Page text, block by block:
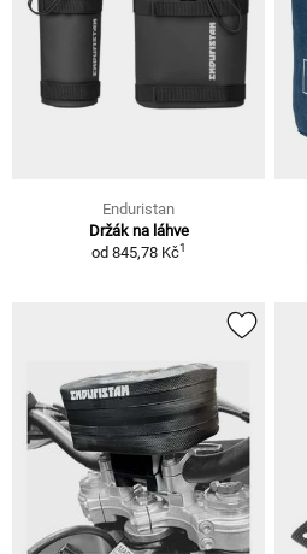
Enduristan
Držák na láhve
od 845,78 Kč1